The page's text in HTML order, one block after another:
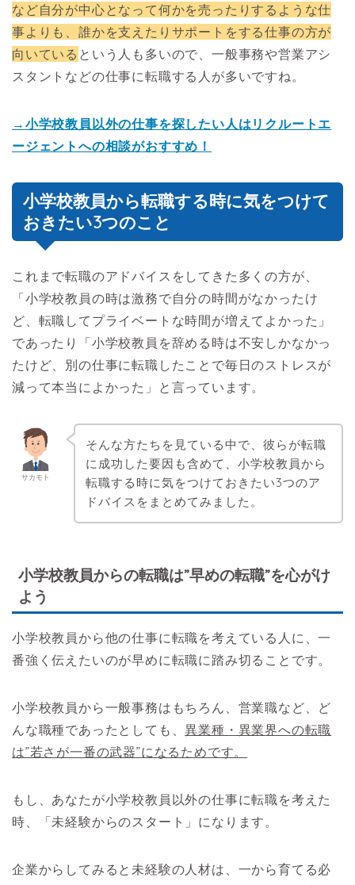
など自分が中心となって何かを売ったりするような仕
事よりも、誰かを支えたりサポートをする仕事の方が
向いている という人も多いので、一般事務や営業アシ
スタントなどの仕事に転職する人が多いですね。
→小学校教員以外の仕事を探したい人はリクルートエ
ージェントへの相談がおすすめ！
小学校教員から転職する時に気をつけて
おきたい3つのこと
これまで転職のアドバイスをしてきた多くの方が、
「小学校教員の時は激務で自分の時間がなかったけ
ど、転職してプライベートな時間が増えてよかった」
であったり「小学校教員を辞める時は不安しかなかっ
たけど、別の仕事に転職したことで毎日のストレスが
減って本当によかった」と言っています。
サカモト
そんな方たちを見ている中で、彼らが転職
に成功した要因も含めて、小学校教員から
転職する時に気をつけておきたい3つのア
ドバイスをまとめてみました。
小学校教員からの転職は”早めの転職”を心がけ
よう
小学校教員から他の仕事に転職を考えている人に、一
番強く伝えたいのが早めに転職に踏み切ることです。
小学校教員から一般事務はもちろん、営業職など、ど
んな職種であったとしても、異業種・異業界への転職
は”若さが一番の武器”になるためです。
もし、あなたが小学校教員以外の仕事に転職を考えた
時、「未経験からのスタート」になります。
企業からしてみると未経験の人材は、一から育てる必